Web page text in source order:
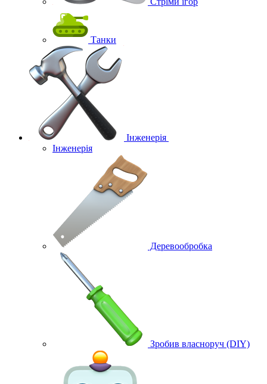
Танки
Інженерія
Інженерія
Деревообробка
Зробив власноруч (DIY)